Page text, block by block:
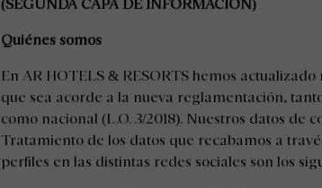
(SEGUNDA CAPA DE INFORMACIÓN)
Quiénes somos
En AR HOTELS & RESORTS hemos
que sea acorde a la nueva reglamentación,
como nacional (L.O. 3/2018). Nuestros datos de
Tratamiento de los datos que recabamos a
perfiles en las distintas redes sociales son los